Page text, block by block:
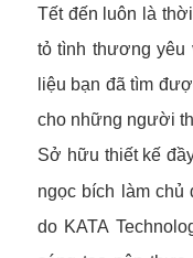
Tết đến luôn là
tỏ tình thương yêu
liệu bạn đã tìm
cho những người
Sở hữu thiết kế
ngọc bích làm chủ
do KATA